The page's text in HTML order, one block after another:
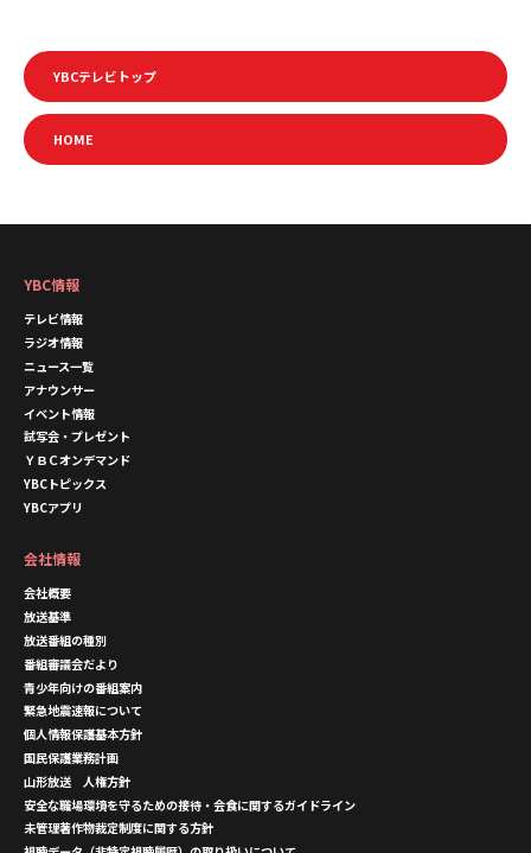
YBCテレビトップ
HOME
YBC情報
テレビ情報
ラジオ情報
ニュース一覧
アナウンサー
イベント情報
試写会・プレゼント
ＹＢＣオンデマンド
YBCトピックス
YBCアプリ
会社情報
会社概要
放送基準
放送番組の種別
番組審議会だより
青少年向けの番組案内
緊急地震速報について
個人情報保護基本方針
国民保護業務計画
山形放送 人権方針
安全な職場環境を守るための接待・会食に関するガイドライン
未管理著作物裁定制度に関する方針